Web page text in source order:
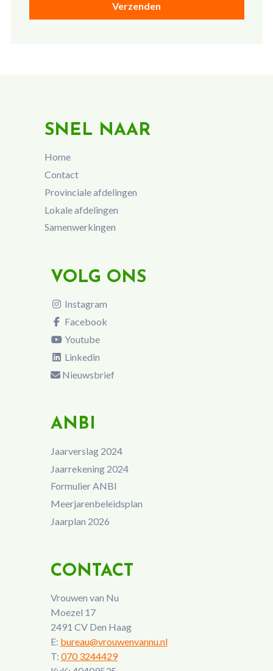
SNEL NAAR
Home
Contact
Provinciale afdelingen
Lokale afdelingen
Samenwerkingen
VOLG ONS
Instagram
Facebook
Youtube
Linkedin
Nieuwsbrief
ANBI
Jaarverslag 2024
Jaarrekening 2024
Formulier ANBI
Meerjarenbeleidsplan
Jaarplan 2026
CONTACT
Vrouwen van Nu
Moezel 17
2491 CV Den Haag
E: bureau@vrouwenvannu.nl
T: 070 3244429